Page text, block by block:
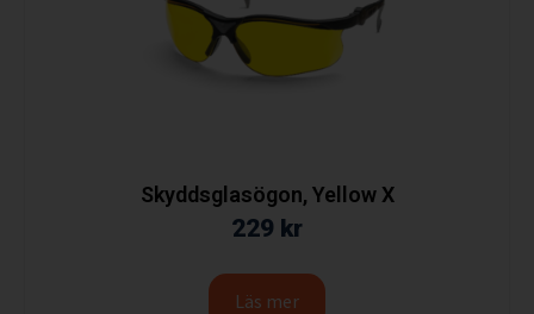
Skyddsglasögon, Yellow X
229 kr
Läs mer